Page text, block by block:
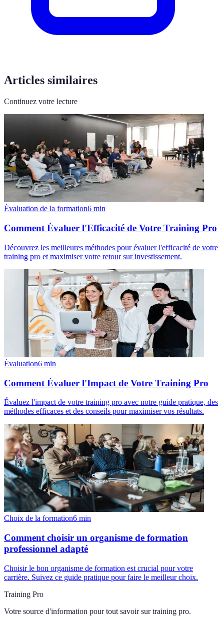
Articles similaires
Continuez votre lecture
Évaluation de la formation6 min
Comment Évaluer l'Efficacité de Votre Training Pro
Découvrez les meilleures méthodes pour évaluer l'efficacité de votre
training pro et maximiser votre retour sur investissement.
Évaluation6 min
Comment Évaluer l'Impact de Votre Training Pro
Évaluez l'impact de votre training pro avec notre guide pratique, des
méthodes efficaces et des conseils pour maximiser vos résultats.
Choix de la formation6 min
Comment choisir un organisme de formation
professionnel adapté
Choisir le bon organisme de formation est crucial pour votre
carrière. Suivez ce guide pratique pour faire le meilleur choix.
Training Pro
Votre source d'information pour tout savoir sur training pro.